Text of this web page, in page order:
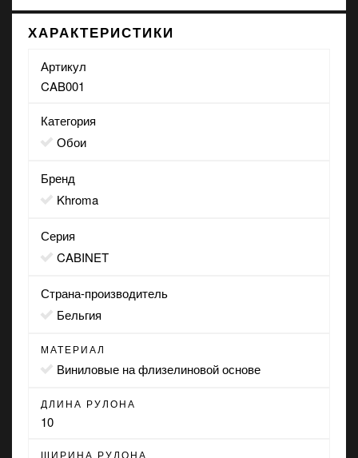
ХАРАКТЕРИСТИКИ
Артикул
CAB001
Категория
Обои
Бренд
Khroma
Серия
CABINET
Страна-производитель
Бельгия
МАТЕРИАЛ
виниловые на флизелиновой основе
ДЛИНА РУЛОНА
10
ШИРИНА РУЛОНА